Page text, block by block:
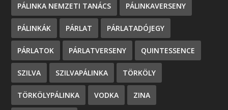
PÁLINKA NEMZETI TANÁCS PÁLINKAVERSENY
PÁLINKÁK PÁRLAT PÁRLATADÓJEGY
PÁRLATOK PÁRLATVERSENY QUINTESSENCE
SZILVA SZILVAPÁLINKA TÖRKÖLY
TÖRKÖLYPÁLINKA VODKA ZINA